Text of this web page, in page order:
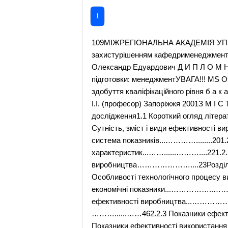
1
109МІЖРЕГІОНАЛЬНА АКАДЕМІЯ УПРАВЛІННЯ ПЕРСОНАЛОМ і н с т и т у т д и с т а н ц і й н о г о н а в ч а н н я Допущено до захистурішенням кафедрименеджменту й маркетингувід 27 березня 2001 р.______________Соломенчук О.О. (професор) Заболотний Олександр Едуардович Д И П Л О М Н А Р О Б О Т А на тему: Ефективне управління виробництвом шифр групи: Ф 4 - 10 - 98 БУБ напрям підготовки: менеджментУВАГА!!! MS Office 2003, не розпізнає більшість формул. Використовуйте MS Office 2000 або XP. Робота на здобуття кваліфікаційного рівня б а к а л а в рВиконав___________________Заболотний О.Е.Науковий керівник________________Пляскін І.І. (професор) Запоріжжя 2001З М І С ТВступ………………………………………………………………………………………...4Розділ 1. Методика дослідження1.1 Короткий огляд літератури ………………………………………………......111.2 Методи й організація дослідження проекту1.2.1 Сутність, зміст і види ефективності виробництва...…………………………………………………………......141.2.2 Ефективність виробництва: система показників...…………........201.2.3 Класифікація факторів підвищення ефективності виробництва1.2.3.1 Класифікація істотних характеристик...……......………....221.2.3.2 Спрямованість діяльності і використання факторів підвищення ефективності виробництва…………………....23Розділ 2. Аналіз ефективності виробництва ВАТ «Ударний»2.1 Характеристика об'єкта дослідження2.1.1 Особливості технологічного процесу виробництва. Техніко-економічна характеристика підприємства...…….....……332.1.2 Основні техніко-економічні показники...……………..………......…382.2 Аналіз ефективності виробництва2.2.1 Узагальнюючі показники економічної ефективності виробництва...………………………………………………………......…382.2.2 Показники ефективності використання праці.…..………......……462.2.3 Показники ефективності використання основних фондів, оборотних коштів і капітальних вкладень...…….....…...522.2.4 Показники ефективності використання матеріальних ресурсів...…………………………………………………………….………562.2.5 Додаткові показники системи показників ефективності виробництва...………………………………………......582.3 Аналіз використання виробничих потужностей...……..….….……......612.4 Визначення рівня механізації виробництва……………….…..….……...652.5 Висновки аналітичної частини………………………………..………………71Розділ 3. Розробка заходів щодо підвищення ефективності виробництва ВАТ «Ударний»3.1 Комплекс заходів підвищення ефективності виробництва3.1.1 Заходи підвищення рівня механізації виробництва.…………………………………………......…………..……773.1.2 Заходи НОТ (наукова організація труда).......…………..…….……803.1.3 Заходи поліпшення використання основних виробничих фондів і виробничих потужностей...…………..………823.2. Ефект від проведення заходів на виробництві...……..……....….……87Висновки...……………………………………………………………………………...96Список використаної літератури...…………………………..…..………105Додаток 1. Система показників ефективності суспільного виробництва об'єднань